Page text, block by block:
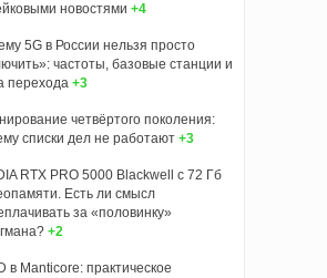
новостями +4
5G в России нельзя просто
частоты, базовые станции и
перехода +3
четвёртого поколения:
списки дел не работают +3
RTX PRO 5000 Blackwell с 72 Гб
Есть ли смысл
за «половинку»
+2
в Manticore: практическое